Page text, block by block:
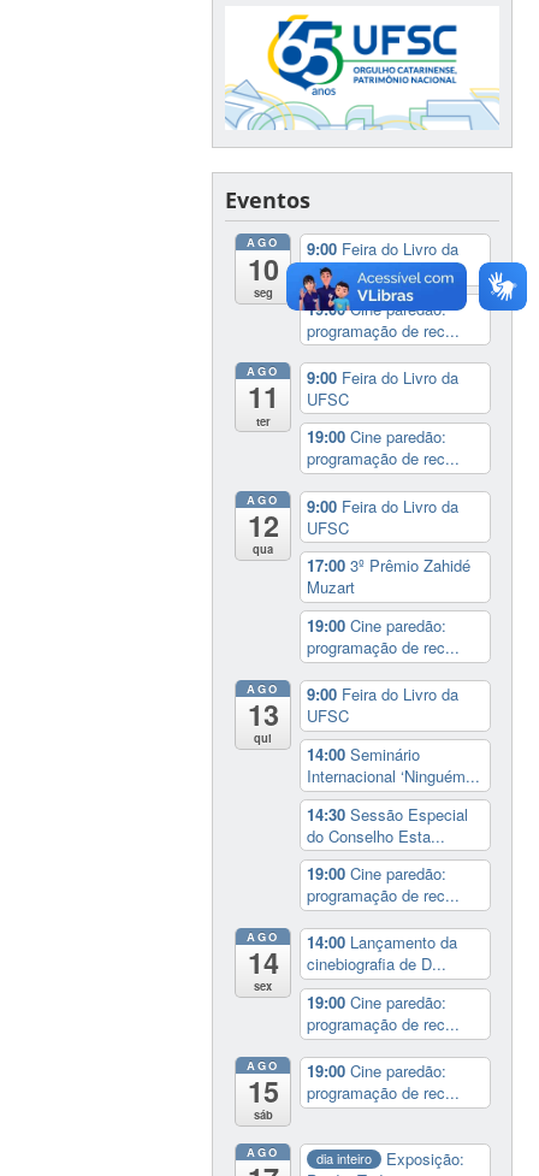
Eventos
AGO
10
seg
9:00 Feira do Livro da
UFSC
19:00Cine paredão:
programação de rec...
AGO
11
ter
9:00 Feira do Livro da
UFSC
19:00Cine paredão:
programação de rec...
AGO
12
qua
9:00 Feira do Livro da
UFSC
17:003º Prêmio Zahidé
Muzart
19:00Cine paredão:
programação de rec...
AGO
13
qui
9:00 Feira do Livro da
UFSC
14:00Seminário
Internacional ‘Ninguém...
14:30Sessão Especial
do Conselho Esta...
19:00Cine paredão:
programação de rec...
AGO
14
sex
14:00 Lançamento da
cinebiografia de D...
19:00Cine paredão:
programação de rec...
AGO
15
sáb
19:00Cine paredão:
programação de rec...
AGO dia inteiro
Exposição: